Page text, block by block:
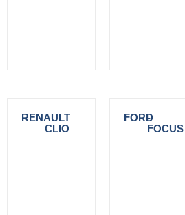
RENAULT
-
CLIO
FORD
-
FOCUS